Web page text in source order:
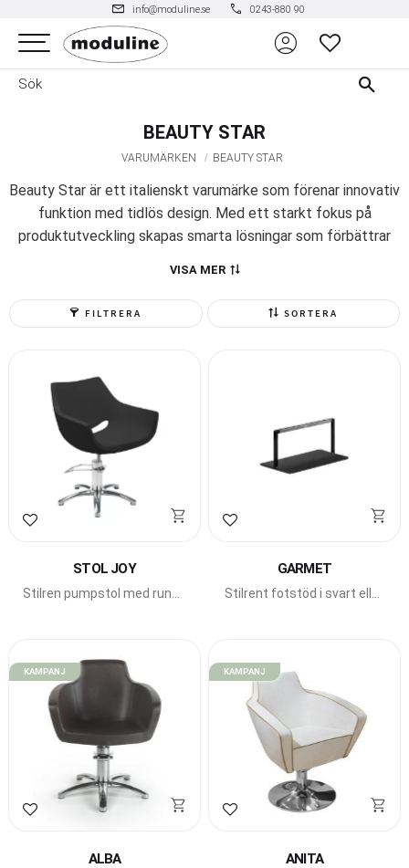
Meny
mail info@moduline.se phone 0243-880 90
account_circle FAVORITER
BEAUTY STAR
VARUMÄRKEN BEAUTY STAR
Beauty Star är ett italienskt varumärke som förenar innovativ
funktion med tidlös design. Med ett starkt fokus på
produktutveckling skapas smarta lösningar som förbättrar
hand i hand.
VISA MER
FILTRERA SORTERA
Lägg till i favoriter
STOL JOY
Stilren pumpstol med runda
Lägg till i favoriter
GARMET
Stilrent fotstöd i svart eller
Lägg till i favoriter
ALBA
KAMPANJ
Lägg till i favoriter
ANITA
KAMPANJ